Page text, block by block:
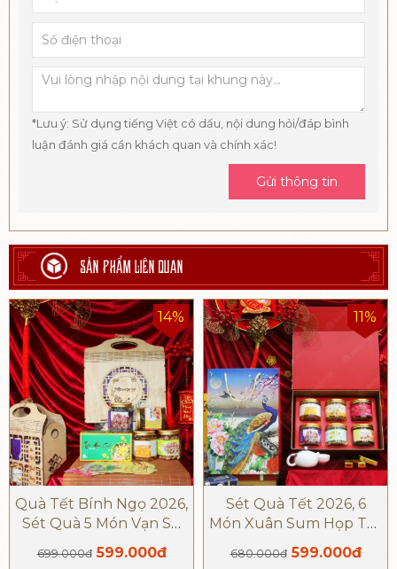
*Lưu ý: Sử dụng tiếng Việt có dấu, nội dung hỏi/đáp bình
luận đánh giá cần khách quan và chính xác!
Gửi thông tin
SẢN PHẨM LIÊN QUAN
14%
Quà Tết Bính Ngọ 2026,
Sét Quà 5 Món Vạn Sự
Như Ý - Q1536
699.000đ 599.000đ
11%
Sét Quà Tết 2026, 6
Món Xuân Sum Họp Tết
Đoàn Viên - Q1608
680.000đ 599.000đ